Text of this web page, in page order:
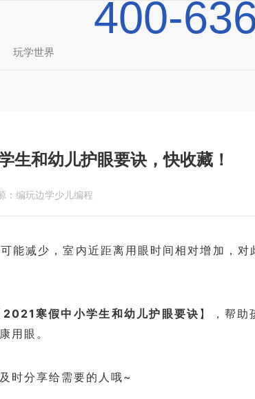
400-
玩学世界
生和幼儿护眼要诀，快收藏！
：编玩边学少儿编程
能减少，室内近距离用眼时间相对增加，对
2021寒假中小学生和幼儿护眼要诀 】，帮助
用眼。
时分享给需要的人哦~